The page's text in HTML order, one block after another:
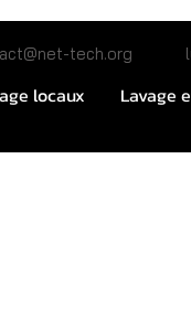
tech.org lundi
locaux Lavage